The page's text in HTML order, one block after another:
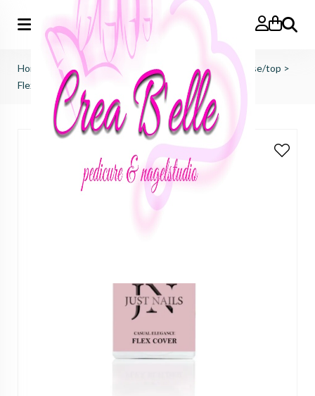
Zoeken
Home just nails (importeur benelux) bond/prep/base/top >
Flexi Builder Cover - Casual Elegance (BIAB)